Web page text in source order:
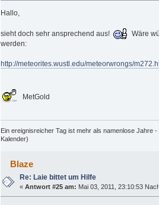
Hallo,
sieht doch sehr ansprechend aus!
Wäre
werden:
http://meteorites.wustl.edu/meteorwrongs/
MetGold
Ein ereignisreicher Tag ist mehr als namenlose Jahre
Kalender)
Blaze
Re: Laie bittet um Hilfe
«Antwort #25 am: Mai 03, 2011, 23:10:53